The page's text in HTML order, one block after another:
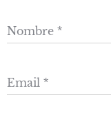
Nombre
Email